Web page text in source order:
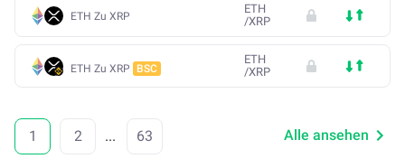
ETH Zu XRP
ETH
/XRP
ETH Zu XRP BSC
ETH
/XRP
1 2 ... 63 Alle ansehen